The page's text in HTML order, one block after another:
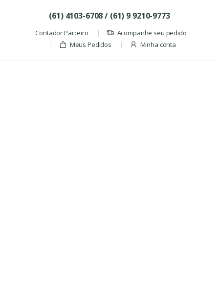
(61) 4103-6708 / (61) 9 9210-9773
Contador Parceiro
Acompanhe seu pedido
Meus Pedidos
Minha conta